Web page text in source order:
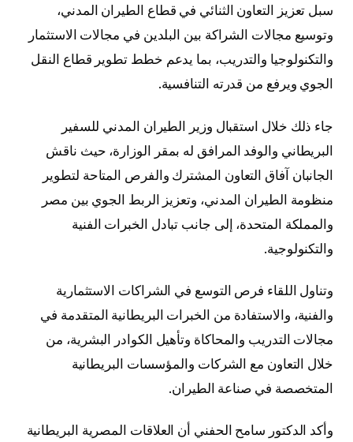
سبل تعزيز التعاون الثنائي في قطاع الطيران المدني،
وتوسيع مجالات الشراكة بين البلدين في مجالات الاستثمار
والتكنولوجيا والتدريب، بما يدعم خطط تطوير قطاع النقل
الجوي ويرفع من قدرته التنافسية.
جاء ذلك خلال استقبال وزير الطيران المدني للسفير
البريطاني والوفد المرافق له بمقر الوزارة، حيث ناقش
الجانبان آفاق التعاون المشترك والفرص المتاحة لتطوير
منظومة الطيران المدني، وتعزيز الربط الجوي بين مصر
والمملكة المتحدة، إلى جانب تبادل الخبرات الفنية
والتكنولوجية.
وتناول اللقاء فرص التوسع في الشراكات الاستثمارية
والفنية، والاستفادة من الخبرات البريطانية المتقدمة في
مجالات التدريب والمحاكاة وتأهيل الكوادر البشرية، من
خلال التعاون مع الشركات والمؤسسات البريطانية
المتخصصة في صناعة الطيران.
وأكد الدكتور سامح الحفني أن العلاقات المصرية البريطانية